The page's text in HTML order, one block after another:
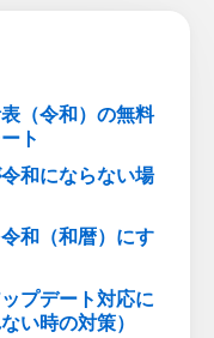
（令和）の無料
ト
和にならない場
和（和暦）にす
プデート対応に
い時の対策）